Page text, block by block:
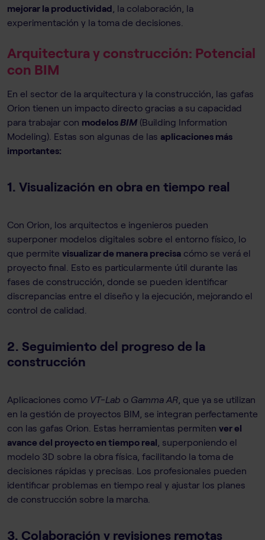
mejorar la productividad , la colaboración, la
experimentación y la toma de decisiones.
Arquitectura y construcción: Potencial
con BIM
En el sector de la arquitectura y la construcción, las gafas
Orion tienen un impacto directo gracias a su capacidad
para trabajar con modelos BIM (Building Information
Modeling). Estas son algunas de las aplicaciones más
importantes:
1. Visualización en obra en tiempo real
Con Orion, los arquitectos e ingenieros pueden
superponer modelos digitales sobre el entorno físico, lo
que permite visualizar de manera precisa cómo se verá el
proyecto final. Esto es particularmente útil durante las
fases de construcción, donde se pueden identificar
discrepancias entre el diseño y la ejecución, mejorando el
control de calidad.
2. Seguimiento del progreso de la
construcción
Aplicaciones como VT-Lab o Gamma AR , que ya se utilizan
en la gestión de proyectos BIM, se integran perfectamente
con las gafas Orion. Estas herramientas permiten ver el
avance del proyecto en tiempo real , superponiendo el
modelo 3D sobre la obra física, facilitando la toma de
decisiones rápidas y precisas. Los profesionales pueden
identificar problemas en tiempo real y ajustar los planes
de construcción sobre la marcha.
3. Colaboración y revisiones remotas